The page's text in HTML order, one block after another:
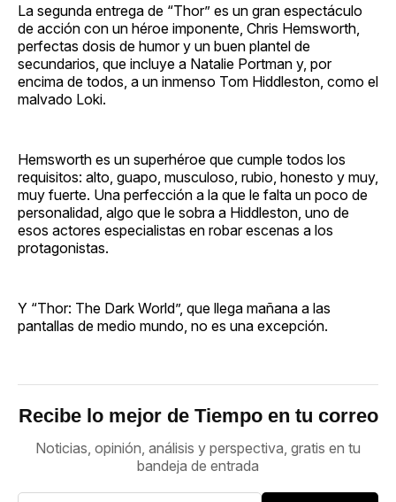
La segunda entrega de “Thor” es un gran espectáculo
de acción con un héroe imponente, Chris Hemsworth,
perfectas dosis de humor y un buen plantel de
secundarios, que incluye a Natalie Portman y, por
encima de todos, a un inmenso Tom Hiddleston, como el
malvado Loki.
Hemsworth es un superhéroe que cumple todos los
requisitos: alto, guapo, musculoso, rubio, honesto y muy,
muy fuerte. Una perfección a la que le falta un poco de
personalidad, algo que le sobra a Hiddleston, uno de
esos actores especialistas en robar escenas a los
protagonistas.
Y “Thor: The Dark World”, que llega mañana a las
pantallas de medio mundo, no es una excepción.
Recibe lo mejor de Tiempo en tu correo
Noticias, opinión, análisis y perspectiva, gratis en tu
bandeja de entrada